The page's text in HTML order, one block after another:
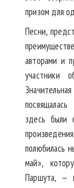
призом для
Песни,
авторами и
участники
здесь были
полюбилась
май»,
Паршута, —